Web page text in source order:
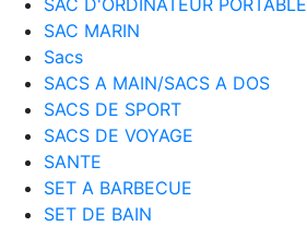
SAC MARIN
Sacs
SACS A MAIN/SACS A DOS
SACS DE SPORT
SACS DE VOYAGE
SANTE
SET A BARBECUE
SET DE BAIN